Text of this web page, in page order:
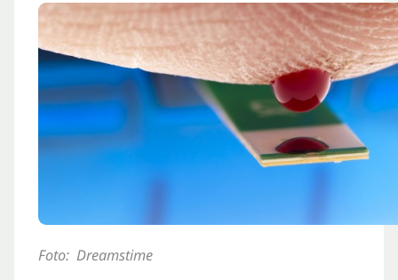
Foto: Dreamstime